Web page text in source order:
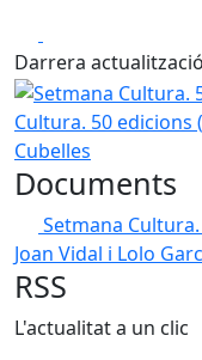
Darrera
Setmana Cultura.
Cultura. 50 edicions
Cubelles
Documents
Setmana
Joan Vidal i Lolo
RSS
L'actualitat a un clic